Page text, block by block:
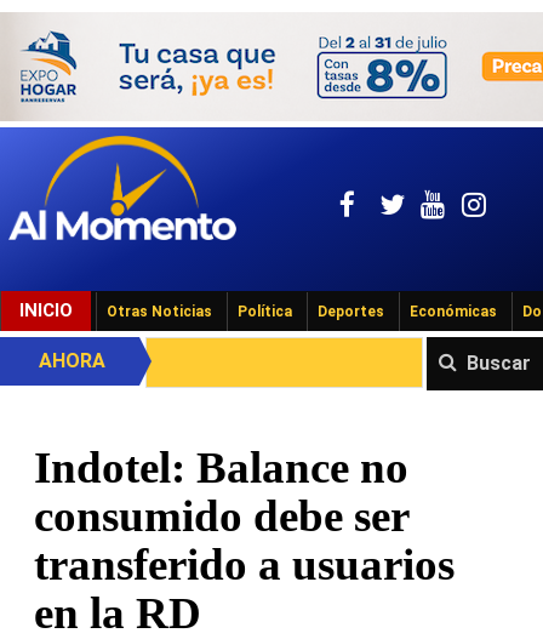
INICIO Otras Noticias Política Deportes Económicas
Buscar
AHORA
Indotel: Balance no
consumido debe ser
transferido a usuarios
en la RD